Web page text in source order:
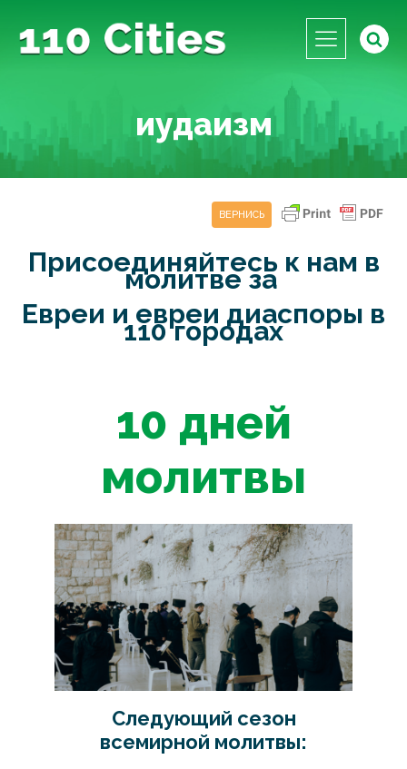
иудаизм
ВЕРНИСЬ
Присоединяйтесь к нам в
молитве за
Евреи и евреи диаспоры в
110 городах
10 дней
молитвы
Следующий сезон
всемирной молитвы: